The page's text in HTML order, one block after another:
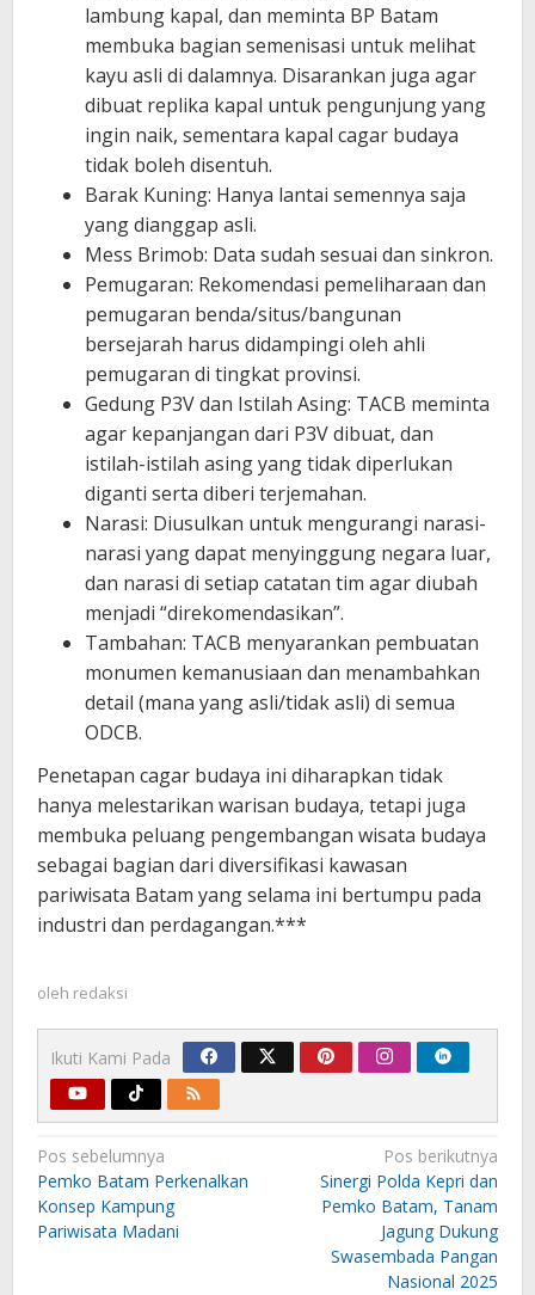
lambung kapal, dan meminta BP Batam
membuka bagian semenisasi untuk melihat
kayu asli di dalamnya. Disarankan juga agar
dibuat replika kapal untuk pengunjung yang
ingin naik, sementara kapal cagar budaya
tidak boleh disentuh.
​Barak Kuning: Hanya lantai semennya saja
yang dianggap asli.
​Mess Brimob: Data sudah sesuai dan sinkron.
​Pemugaran: Rekomendasi pemeliharaan dan
pemugaran benda/situs/bangunan
bersejarah harus didampingi oleh ahli
pemugaran di tingkat provinsi.
​Gedung P3V dan Istilah Asing: TACB meminta
agar kepanjangan dari P3V dibuat, dan
istilah-istilah asing yang tidak diperlukan
diganti serta diberi terjemahan.
​Narasi: Diusulkan untuk mengurangi narasi-
narasi yang dapat menyinggung negara luar,
dan narasi di setiap catatan tim agar diubah
menjadi “direkomendasikan”.
​Tambahan: TACB menyarankan pembuatan
monumen kemanusiaan dan menambahkan
detail (mana yang asli/tidak asli) di semua
ODCB.
​Penetapan cagar budaya ini diharapkan tidak
hanya melestarikan warisan budaya, tetapi juga
membuka peluang pengembangan wisata budaya
sebagai bagian dari diversifikasi kawasan
pariwisata Batam yang selama ini bertumpu pada
industri dan perdagangan.***
oleh redaksi
Ikuti Kami Pada
Navigasi
pos
Pos sebelumnya
Pemko Batam Perkenalkan
Konsep Kampung
Pariwisata Madani
Pos berikutnya
Sinergi Polda Kepri dan
Pemko Batam, Tanam
Jagung Dukung
Swasembada Pangan
Nasional 2025